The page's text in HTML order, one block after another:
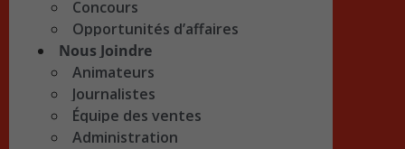
Concours
Opportunités d’affaires
Nous Joindre
Animateurs
Journalistes
Équipe des ventes
Administration